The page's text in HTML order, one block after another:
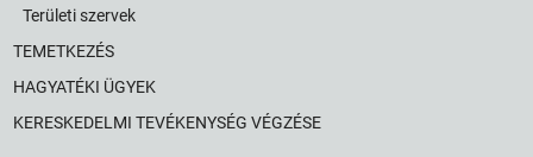
Területi szervek
TEMETKEZÉS
HAGYATÉKI ÜGYEK
KERESKEDELMI TEVÉKENYSÉG VÉGZÉSE